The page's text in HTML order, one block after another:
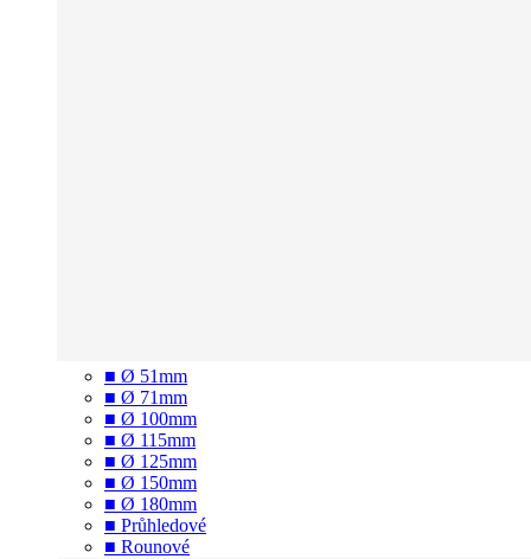
■ Ø 51mm
■ Ø 71mm
■ Ø 100mm
■ Ø 115mm
■ Ø 125mm
■ Ø 150mm
■ Ø 180mm
■ Průhledové
■ Rounové